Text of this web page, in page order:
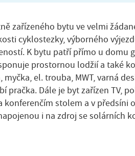
zařízeného bytu ve velmi
cyklostezky, výborného
K bytu patří přímo u domu
prostornou lodžií a také
el. trouba, MWT, varná
pračka. Dále je byt zařízen TV,
konferenčím stolem a v předsíni
i na zdroj se solárních